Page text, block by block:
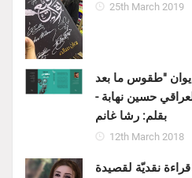
25th March 2019
"طقوس ما بعد
حسين نهابة -
بقلم: رشا غانم
12th March 2018
نقديّة لقصيدة